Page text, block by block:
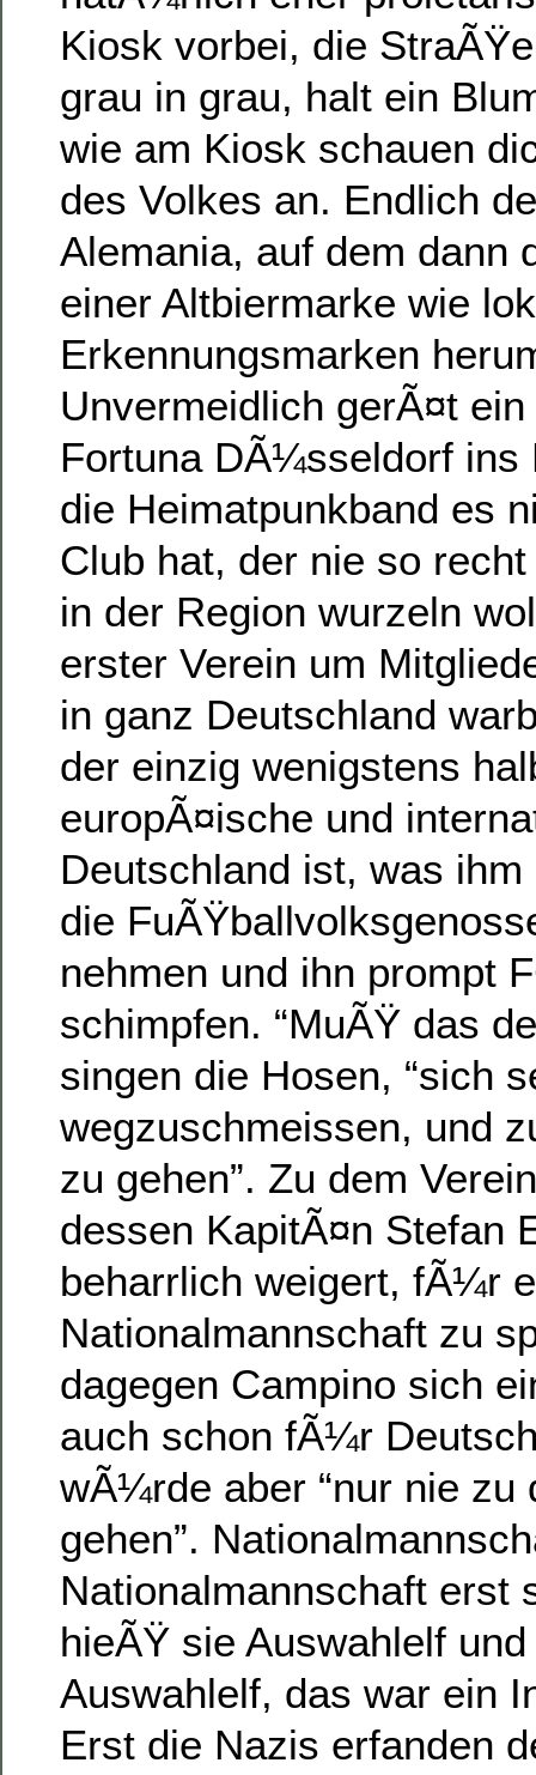
Kiosk vorbei, die
grau in grau, halt ein
wie am Kiosk schauen
des Volkes an. Endlich
Alemania, auf dem dann
einer Altbiermarke wie
Erkennungsmarken
Unvermeidlich gerÃ¤t
Fortuna DÃ¼sseldorf ins
die Heimatpunkband es
Club hat, der nie so
in der Region wurzeln
erster Verein um
in ganz Deutschland
der einzig wenigstens
europÃ¤ische und
Deutschland ist, was
die
nehmen und ihn prompt
schimpfen. “MuÃŸ das
singen die Hosen, “sich
wegzuschmeissen, und
zu gehen”. Zu dem
dessen KapitÃ¤n Stefan
beharrlich weigert, fÃ¼r
Nationalmannschaft zu
dagegen Campino sich
auch schon fÃ¼r
wÃ¼rde aber “nur nie zu
gehen”.
Nationalmannschaft erst
hieÃŸ sie Auswahlelf
Auswahlelf, das war ein
Erst die Nazis erfanden